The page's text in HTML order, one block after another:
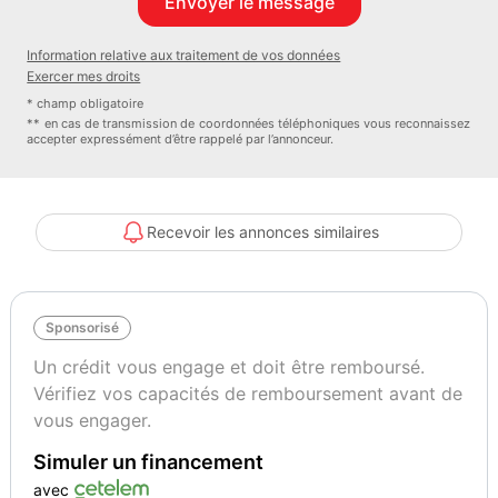
- Combiné numérique,
- Contrôle dynamique de stabilité (ESP) avec antipatinage des
roues (ASR),
- Démarrage mains-libres,
- Détection de sous-gonflage,
- Eclairage de cave à pieds à LED,
- Ecran tactile capacitif 10,
- Enjoliveur de feux AR noir brillant,
- Essuie-vitre AV à déclenchement et cadencement automatiques,
- Fixations ISOFIX à la place passager AV et aux places latérales
AR,
- Frein de stationnement électrique automatique,
- Freinage d'urgence automatique piloté par caméra,
- Grille de calandre noir brillant avec pampilles noir brillant,
- Intérieur Tissu tressé Basalte avec Alcantara : Planche de bord
Information relative aux traitement de vos données
Exercer mes droits
* champ obligatoire
** en cas de transmission de coordonnées téléphoniques vous reconnaissez
accepter expressément d’être rappelé par l’annonceur.
Recevoir les annonces similaires
Sponsorisé
Un crédit vous engage et doit être remboursé.
Vérifiez vos capacités de remboursement avant de
vous engager.
Simuler un financement
avec